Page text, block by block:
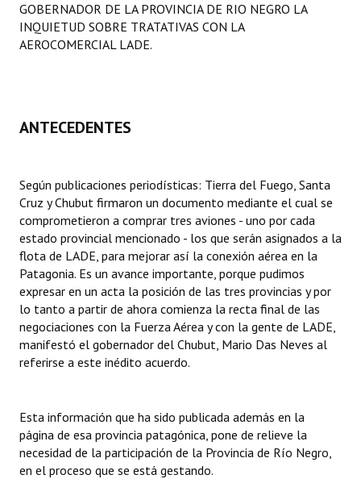
LEGISLACIÓN
Constitución Nacional
Carta Orgánica 2007
Digesto
Organigrama
DOCUMENTOS
Informes de Gestión
Proyectos Presentados
Dictámenes Asesoría Letrada
Informes de Unidad Coordinadora
Ejecución Presupuestaria
GOBERNADOR DE LA PROVINCIA DE RIO NEGRO LA
INQUIETUD SOBRE TRATATIVAS CON LA
AEROCOMERCIAL LADE.
ANTECEDENTES
Según publicaciones periodísticas: Tierra del Fuego, Santa
Cruz y Chubut firmaron un documento mediante el cual se
comprometieron a comprar tres aviones - uno por cada
estado provincial mencionado - los que serán asignados a la
flota de LADE, para mejorar así la conexión aérea en la
Patagonia. Es un avance importante, porque pudimos
expresar en un acta la posición de las tres provincias y por
lo tanto a partir de ahora comienza la recta final de las
negociaciones con la Fuerza Aérea y con la gente de LADE,
manifestó el gobernador del Chubut, Mario Das Neves al
referirse a este inédito acuerdo.
Esta información que ha sido publicada además en la
página de esa provincia patagónica, pone de relieve la
necesidad de la participación de la Provincia de Río Negro,
en el proceso que se está gestando.